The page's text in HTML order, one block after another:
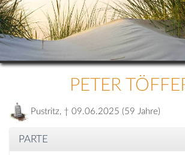
PETER
Pustritz, † 09.06.2025 (59 Jahre)
PARTE